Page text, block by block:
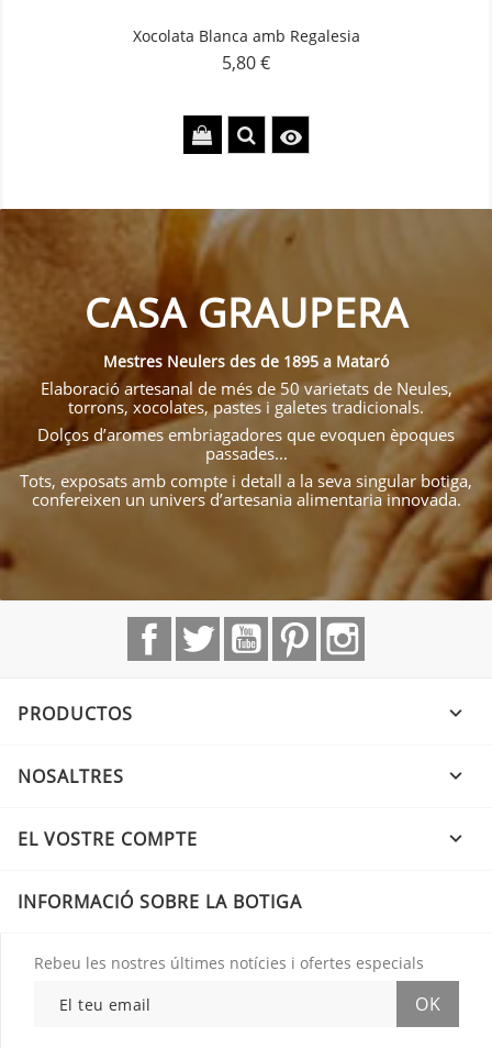
Xocolata Blanca amb Regalesia
Preu
5,80 €

CASA GRAUPERA
Mestres Neulers des de 1895 a Mataró
Elaboració artesanal de més de 50 varietats de Neules,
torrons, xocolates, pastes i galetes tradicionals.
Dolços d’aromes embriagadores que evoquen èpoques
passades...
Tots, exposats amb compte i detall a la seva singular botiga,
confereixen un univers d’artesania alimentaria innovada.
FacebookTwitter YouTubePinterest
PRODUCTOS 
NOSALTRES 
EL VOSTRE COMPTE 
INFORMACIÓ SOBRE LA BOTIGA
Rebeu les nostres últimes notícies i ofertes especials